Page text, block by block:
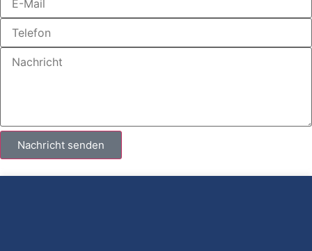
Nachricht senden